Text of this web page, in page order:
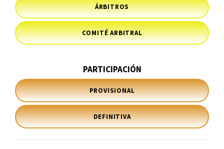
ÁRBITROS
COMITÉ ARBITRAL
PARTICIPACIÓN
PROVISIONAL
DEFINITIVA